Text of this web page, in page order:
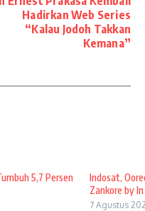
Hadirkan Web Series
“Kalau Jodoh Takkan
Kemana”
5,7 Persen
Indosat,
Zankore by In
7 Agustus